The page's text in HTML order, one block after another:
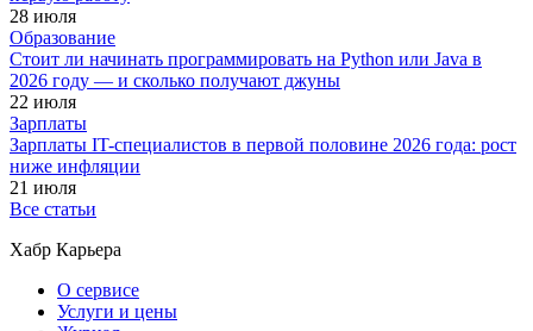
28 июля
Образование
Стоит ли начинать программировать на Python или Java в
2026 году — и сколько получают джуны
22 июля
Зарплаты
Зарплаты IT-специалистов в первой половине 2026 года: рост
ниже инфляции
21 июля
Все статьи
Хабр Карьера
О сервисе
Услуги и цены